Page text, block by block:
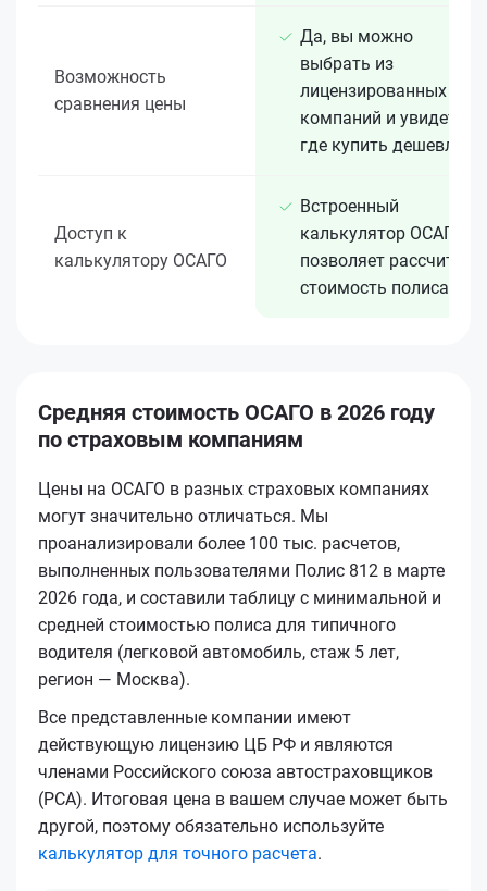
Возможность
сравнения цены
Да, вы можно
выбрать из
лицензированных 15+
компаний и увидеть,
где купить дешевле
Доступ к
калькулятору ОСАГО
Встроенный
калькулятор ОСАГО
позволяет рассчитать
стоимость полиса
Средняя стоимость ОСАГО в 2026 году
по страховым компаниям
Цены на ОСАГО в разных страховых компаниях
могут значительно отличаться. Мы
проанализировали более 100 тыс. расчетов,
выполненных пользователями Полис 812 в марте
2026 года, и составили таблицу с минимальной и
средней стоимостью полиса для типичного
водителя (легковой автомобиль, стаж 5 лет,
регион — Москва).
Все представленные компании имеют
действующую лицензию ЦБ РФ и являются
членами Российского союза автостраховщиков
(РСА). Итоговая цена в вашем случае может быть
другой, поэтому обязательно используйте
калькулятор для точного расчета.